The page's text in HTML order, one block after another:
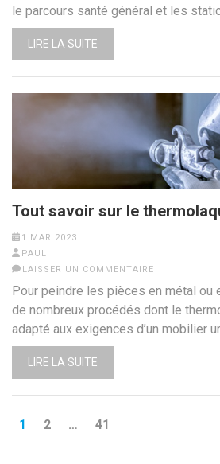
le parcours santé général et les
LIRE LA SUITE
Tout savoir sur le
1 MAR 2023
PAUL
LAISSER UN COMMENTAIRE
Pour peindre les pièces en métal ou
de nombreux procédés dont le
adapté aux exigences d’un mobilier
LIRE LA SUITE
Pagination
des
PAGE
1 PAGE
2 … PAGE
41